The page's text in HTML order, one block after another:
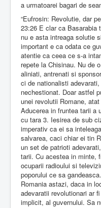
a urmatoarei bagari de
“Eufrosin: Revolutie, dar
23:26 E clar ca Basarabia
nu e asta intreaga solutie
important e ca odata ce
atentie ca ceea ce s-a
repete la Chisinau. Nu de
aliniati, antrenati si
ci de nationalisti
nechestionat. Doar astfel
unei revolutii Romane,
Aducerea in fruntea tarii a
cu tara 3. Iesirea de sub
imperativ ca ei sa
salvarea, caci chiar ei tin
un set de patrioti
tarii. Cu acestea in minte,
ocuparii radioului si
poporului ce sa
Romania astazi, daca in
adevaratii revolutionari ar
implicit, al guvernului. Sa